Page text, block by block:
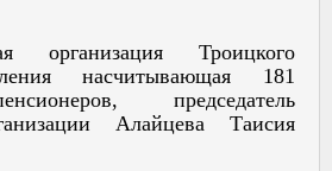
организация Троицкого
насчитывающая 181
председатель
Алайцева Таисия